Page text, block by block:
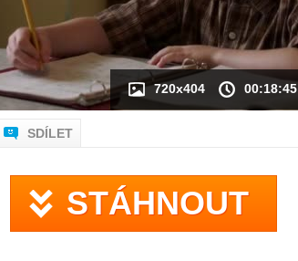
720x404 00:18:45
SDÍLET
STÁHNOUT